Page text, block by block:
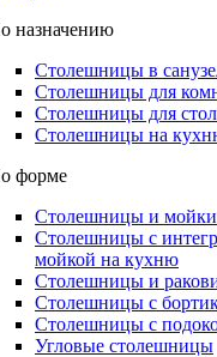
назначению
Столешницы в
Столешницы для
Столешницы для
Столешницы на
форме
Столешницы и
Столешницы с
мойкой на кухню
Столешницы и
Столешницы с
Столешницы с
Угловые столешницы